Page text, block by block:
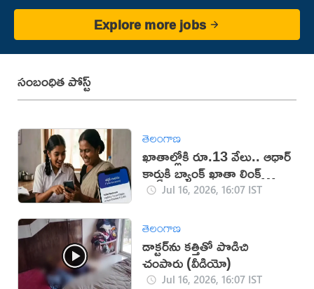
Explore more jobs
సంబంధిత పోస్ట్
తెలంగాణ
ఖాతాల్లోకి రూ.13 వేలు.. ఆధార్
కార్డుకి బ్యాంక్ ఖాతా లింక్
తప్పనిసరి!
Jul 16, 2026, 16:07 IST
తెలంగాణ
డాక్టర్‌ను కత్తితో పొడిచి
చంపారు (వీడియో)
Jul 16, 2026, 16:07 IST